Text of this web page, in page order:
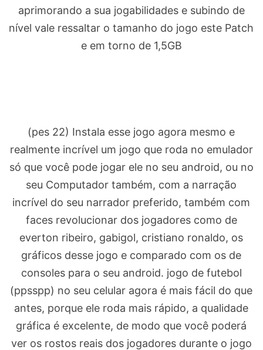
aprimorando a sua jogabilidades e subindo de
nível vale ressaltar o tamanho do jogo este Patch
e em torno de 1,5GB
(pes 22) Instala esse jogo agora mesmo e
realmente incrível um jogo que roda no emulador
só que você pode jogar ele no seu android, ou no
seu Computador também, com a narração
incrível do seu narrador preferido, também com
faces revolucionar dos jogadores como de
everton ribeiro, gabigol, cristiano ronaldo, os
gráficos desse jogo e comparado com os de
consoles para o seu android. jogo de futebol
(ppsspp) no seu celular agora é mais fácil do que
antes, porque ele roda mais rápido, a qualidade
gráfica é excelente, de modo que você poderá
ver os rostos reais dos jogadores durante o jogo